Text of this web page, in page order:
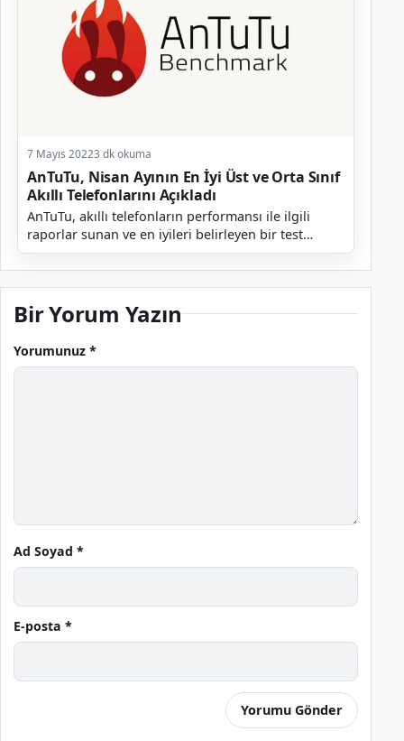
7 Mayıs 20223 dk okuma
AnTuTu, Nisan Ayının En İyi Üst ve Orta Sınıf
Akıllı Telefonlarını Açıkladı
AnTuTu, akıllı telefonların performansı ile ilgili
raporlar sunan ve en iyileri belirleyen bir test
platformudur. Şirket her ay olduğu gibi geçtiğimiz...
Bir Yorum Yazın
Yorumunuz *
Ad Soyad *
E-posta *